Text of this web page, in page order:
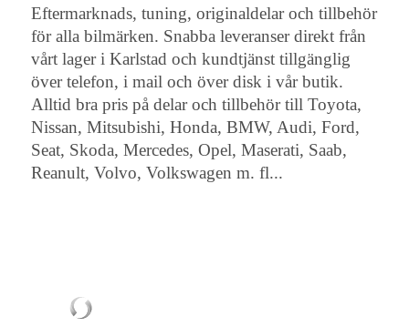
Eftermarknads, tuning, originaldelar och tillbehör
för alla bilmärken. Snabba leveranser direkt från
vårt lager i Karlstad och kundtjänst tillgänglig
över telefon, i mail och över disk i vår butik.
Alltid bra pris på delar och tillbehör till Toyota,
Nissan, Mitsubishi, Honda, BMW, Audi, Ford,
Seat, Skoda, Mercedes, Opel, Maserati, Saab,
Reanult, Volvo, Volkswagen m. fl...